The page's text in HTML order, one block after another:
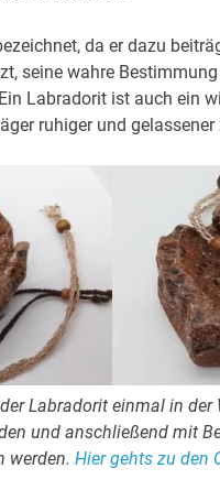
da er dazu
seine wahre
Labradorit ist auch ein
ruhiger und gelassener
Labradorit einmal in
und anschließend mit
werden.Hier gehts zu den